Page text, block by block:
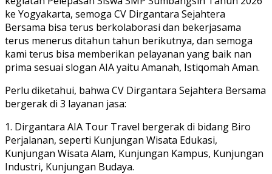
ke Yogyakarta, semoga CV Dirgantara Sejahtera
Bersama bisa terus berkolaborasi dan bekerjasama
terus menerus ditahun tahun berikutnya, dan semoga
kami terus bisa memberikan pelayanan yang baik nan
prima sesuai slogan AIA yaitu Amanah, Istiqomah Aman.
Perlu diketahui, bahwa CV Dirgantara Sejahtera Bersama
bergerak di 3 layanan jasa:
1. Dirgantara AIA Tour Travel bergerak di bidang Biro
Perjalanan, seperti Kunjungan Wisata Edukasi,
Kunjungan Wisata Alam, Kunjungan Kampus, Kunjungan
Industri, Kunjungan Budaya.